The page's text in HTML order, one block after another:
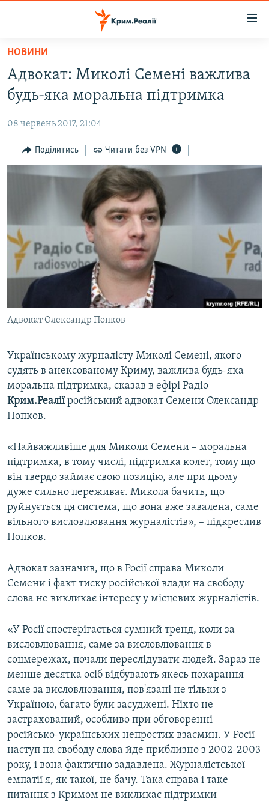
Перейти
основного
матеріалу
Перейти
до
навігації
Перейти
ВОДА.КРИМ
ВІДЕО ТА ФОТО
ПОЛІТИКА
БЛОГИ
ПОГЛЯД
СПЕЦПРОЕКТИ
ДЕПОРТАЦІЯ
ВІДЕОУРОКИ «ELIFBE»
СВІДЧЕННЯ ОКУПАЦІЇ
УКРАЇНСЬКА ПРОБЛЕМА КРИМУ
ЯК ОБІЙТИ БЛОКУВАННЯ
Русский
Qırımtatar
Усі сайти RFE/RL
НОВИНИ
Адвокат: Миколі Семені важлива
будь-яка моральна підтримка
08 червень 2017, 21:04
Поділитись Читати без VPN
Адвокат Олександр Попков
Українському журналісту Миколі Семені, якого
судять в анексованому Криму, важлива будь-яка
моральна підтримка, сказав в ефірі Радіо
Крим.Реаліїросійський адвокат Семени Олександр
Попков.
«Найважливіше для Миколи Семени – моральна
підтримка, в тому числі, підтримка колег, тому що
він твердо займає свою позицію, але при цьому
дуже сильно переживає. Микола бачить, що
руйнується ця система, що вона вже завалена, саме
вільного висловлювання журналістів», – підкреслив
Попков.
Адвокат зазначив, що в Росії справа Миколи
Семени і факт тиску російської влади на свободу
слова не викликає інтересу у місцевих журналістів.
«У Росії спостерігається сумний тренд, коли за
висловлювання, саме за висловлювання в
соцмережах, почали переслідувати людей. Зараз не
менше десятка осіб відбувають якесь покарання
саме за висловлювання, пов'язані не тільки з
Україною, багато були засуджені. Ніхто не
застрахований, особливо при обговоренні
російсько-українських непростих взаємин. У Росії
наступ на свободу слова йде приблизно з 2002-2003
року, і вона фактично задавлена. Журналістської
емпатії я, як такої, не бачу. Така справа і таке
питання з Кримом не викликає підтримки